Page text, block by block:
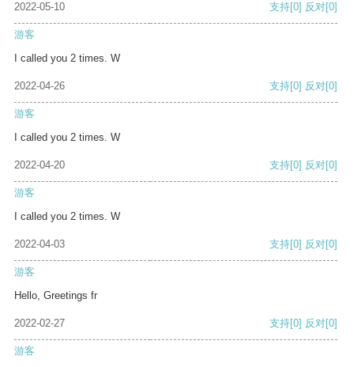
2022-05-10 支持[0] 反对[0]
游客
I called you 2 times. W
2022-04-26 支持[0] 反对[0]
游客
I called you 2 times. W
2022-04-20 支持[0] 反对[0]
游客
I called you 2 times. W
2022-04-03 支持[0] 反对[0]
游客
Hello, Greetings fr
2022-02-27 支持[0] 反对[0]
游客